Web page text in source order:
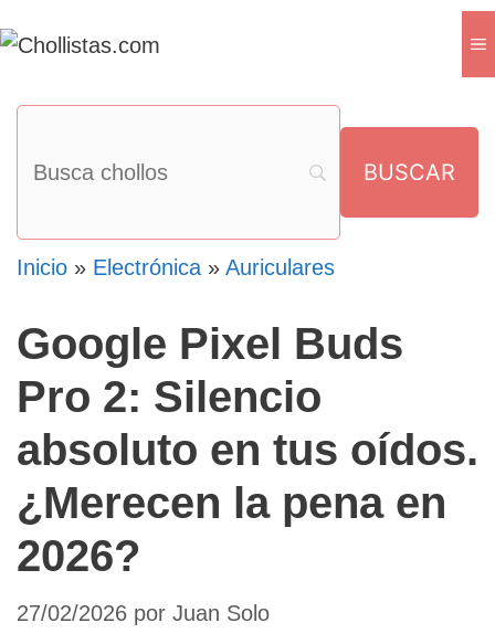
al
Inicio » Electrónica » Auriculares
Google Pixel Buds
Pro 2: Silencio
absoluto en tus oídos.
¿Merecen la pena en
2026?
27/02/2026 por Juan Solo